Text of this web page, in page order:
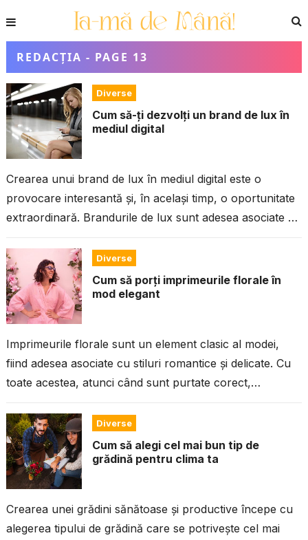
REDACȚIA - PAGE 13
Diverse
Cum să-ți dezvolți un brand de lux în
mediul digital
Crearea unui brand de lux în mediul digital este o
provocare interesantă și, în același timp, o oportunitate
extraordinară. Brandurile de lux sunt adesea asociate cu
Diverse
Cum să porți imprimeurile florale în
mod elegant
Imprimeurile florale sunt un element clasic al modei,
fiind adesea asociate cu stiluri romantice și delicate. Cu
toate acestea, atunci când sunt purtate corect,
Diverse
Cum să alegi cel mai bun tip de
grădină pentru clima ta
Crearea unei grădini sănătoase și productive începe cu
alegerea tipului de grădină care se potrivește cel mai